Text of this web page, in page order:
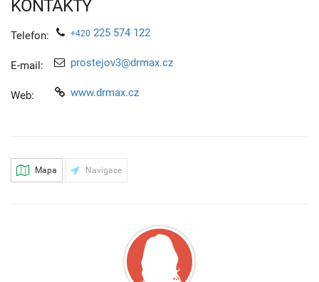
KONTAKTY
Telefon: +420 225 574 122
E-mail: prostejov3@drmax.cz
Web: www.drmax.cz
Mapa Navigace